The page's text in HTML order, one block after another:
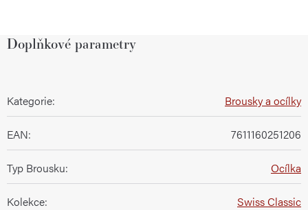
Doplňkové parametry
Kategorie: Brousky a ocílky
EAN: 7611160251206
Typ Brousku: Ocílka
Kolekce: Swiss Classic